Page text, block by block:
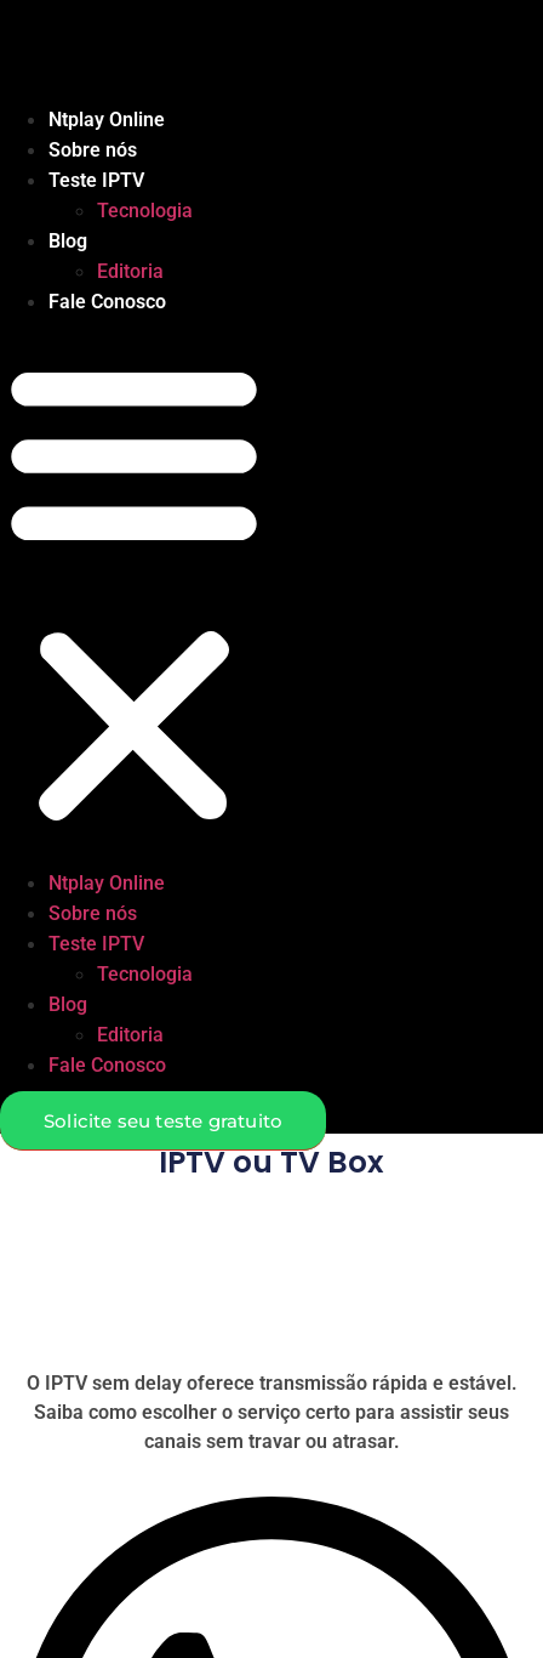
Ntplay Online
Sobre nós
Teste IPTV
Tecnologia
Blog
Editoria
Fale Conosco
Ntplay Online
Sobre nós
Teste IPTV
Tecnologia
Blog
Editoria
Fale Conosco
Solicite seu teste gratuito
IPTV ou TV Box
O IPTV sem delay oferece transmissão rápida e estável.
Saiba como escolher o serviço certo para assistir seus
canais sem travar ou atrasar.